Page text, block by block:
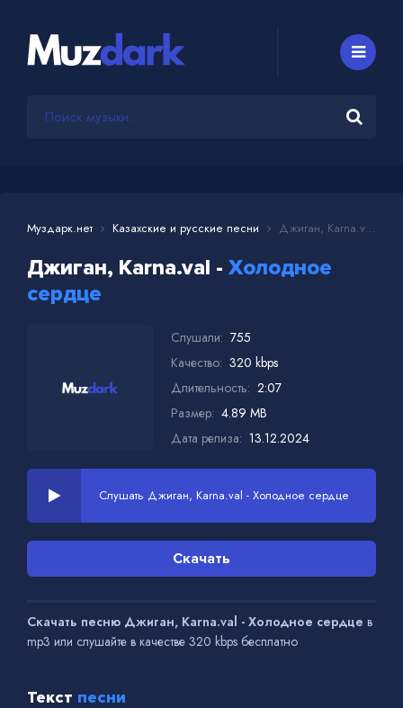
Муздарк.нет Казахские и русские песни Джиган, Karna.val - Холодное сердце
Джиган, Karna.val - Холодное
сердце
Слушали: 755
Качество: 320 kbps
Длительность: 2:07
Размер: 4.89 MB
Дата релиза: 13.12.2024
Слушать Джиган, Karna.val - Холодное сердце
Скачать
Скачать песню Джиган, Karna.val - Холодное сердце в
mp3 или слушайте в качестве 320 kbps бесплатно
Текст песни